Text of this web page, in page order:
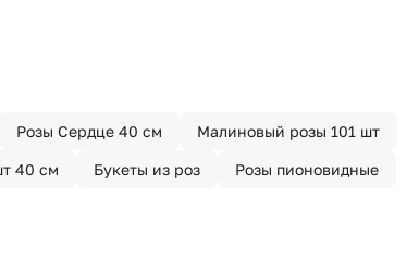
Розы Сердце 40 см Малиновый розы 101 шт
40 см Букеты из роз Розы пионовидные